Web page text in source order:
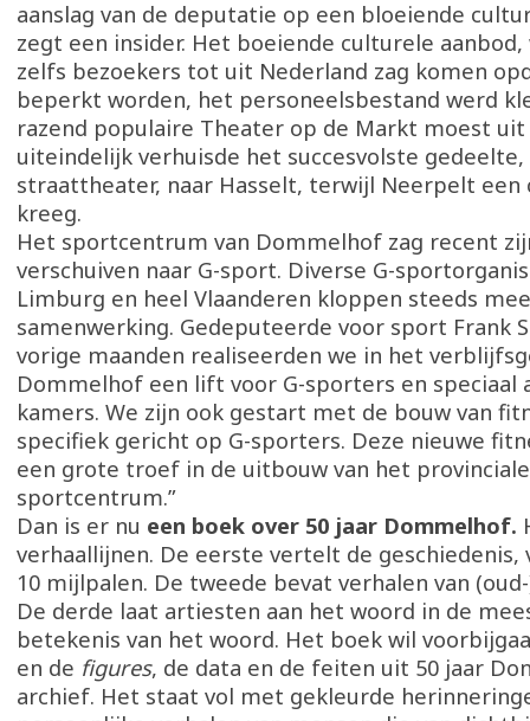
aanslag van de deputatie op een bloeiende
zegt een insider. Het boeiende culturele
zelfs bezoekers tot uit Nederland zag komen
beperkt worden, het personeelsbestand werd
razend populaire Theater op de Markt moest
uiteindelijk verhuisde het succesvolste
straattheater, naar Hasselt, terwijl Neerpelt een
kreeg.
Het sportcentrum van Dommelhof zag recent
verschuiven naar G-sport. Diverse G-
Limburg en heel Vlaanderen kloppen steeds
samenwerking. Gedeputeerde voor sport Frank
vorige maanden realiseerden we in het
Dommelhof een lift voor G-sporters en speciaal
kamers. We zijn ook gestart met de bouw van
specifiek gericht op G-sporters. Deze nieuwe
een grote troef in de uitbouw van het
sportcentrum.”
Dan is er nu een boek over 50 jaar Dommelhof.
verhaallijnen. De eerste vertelt de geschiedenis,
10 mijlpalen. De tweede bevat verhalen van
De derde laat artiesten aan het woord in de
betekenis van het woord. Het boek wil
en de figures, de data en de feiten uit 50 jaar
archief. Het staat vol met gekleurde